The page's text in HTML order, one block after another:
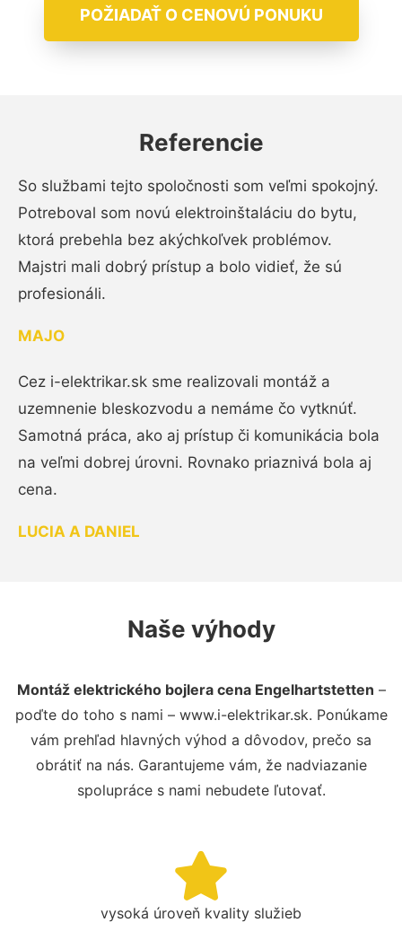
POŽIADAŤ O CENOVÚ PONUKU
Referencie
So službami tejto spoločnosti som veľmi spokojný.
Potreboval som novú elektroinštaláciu do bytu,
ktorá prebehla bez akýchkoľvek problémov.
Majstri mali dobrý prístup a bolo vidieť, že sú
profesionáli.
MAJO
Cez i-elektrikar.sk sme realizovali montáž a
uzemnenie bleskozvodu a nemáme čo vytknúť.
Samotná práca, ako aj prístup či komunikácia bola
na veľmi dobrej úrovni. Rovnako priaznivá bola aj
cena.
LUCIA A DANIEL
Naše výhody
Montáž elektrického bojlera cena Engelhartstetten –
poďte do toho s nami – www.i-elektrikar.sk. Ponúkame
vám prehľad hlavných výhod a dôvodov, prečo sa
obrátiť na nás. Garantujeme vám, že nadviazanie
spolupráce s nami nebudete ľutovať.
vysoká úroveň kvality služieb